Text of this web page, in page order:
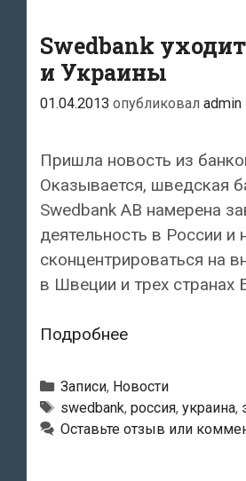
топлива
акциза?
Swedbank
и Украины
01.04.2013 опубликовал admin
Пришла новость из
Оказывается, шведская
Swedbank AB намерена
деятельность в России и
сконцентрироваться на
в Швеции и трех странах
ПодробнееSwedbank
из
России
и
Рубрики
Записи, Новости
Метки
swedbank, россия, украина,
Оставьте отзыв или